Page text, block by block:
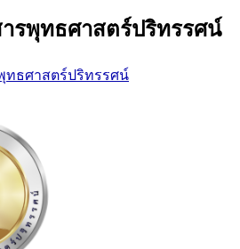
ารพุทธศาสตร์ปริทรรศน์
พุทธศาสตร์ปริทรรศน์